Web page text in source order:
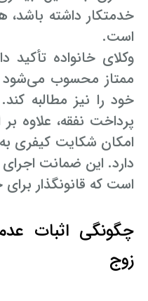
خدمتکار داشته باشد،
است.
وکلای خانواده تأکید
ممتاز محسوب می‌شود
خود را نیز مطالبه
پرداخت نفقه، علاوه
امکان شکایت کیفری
دارد. این ضمانت
است که قانونگذار
چگونگی اثبات
زوج